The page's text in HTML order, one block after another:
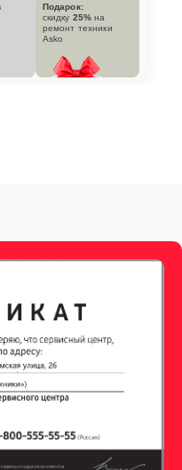
Подарок:
скидку 25% на
ремонт техники
Asko